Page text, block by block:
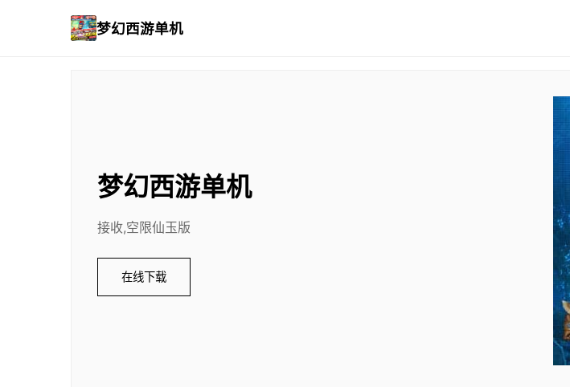
梦幻西游单机
梦幻西游单机
接收,空限仙玉版
在线下载